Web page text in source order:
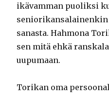
ikävamman puoliksi
seniorikansalainenkin
sanasta. Hahmona
sen mitä ehkä
uupumaan.
Torikan oma